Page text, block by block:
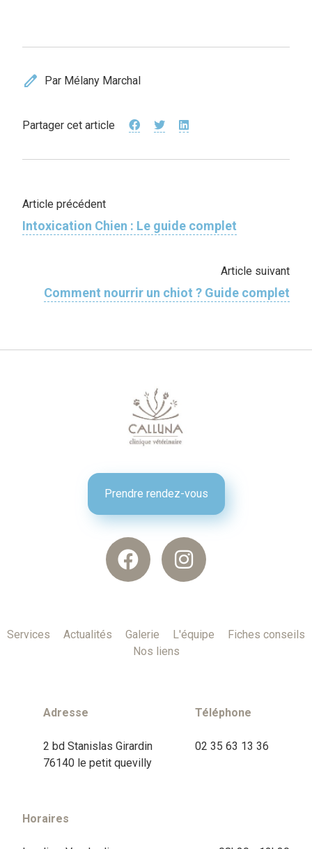
edit Par Mélany Marchal
Partager cet article
Article précédent
Intoxication Chien : Le guide complet
Article suivant
Comment nourrir un chiot ? Guide complet
Prendre rendez-vous
Services Actualités Galerie L'équipe
Fiches conseils
Nos liens
Adresse
2 bd Stanislas Girardin
76140 le petit quevilly
Téléphone
02 35 63 13 36
Horaires